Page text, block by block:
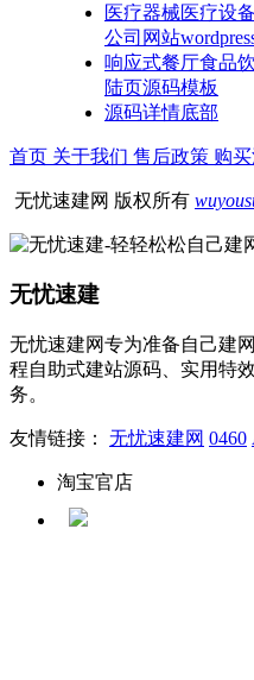
医疗器械医疗设
公司网站
响应式餐厅食品
陆页源码模板
源码详情底部
首页 关于我们 售后政策 购
无忧速建网 版权所有
无忧速建
无忧速建网专为准备自己建
程自助式建站源码、实用特
务。
友情链接： 无忧速建网 0460
淘宝官店